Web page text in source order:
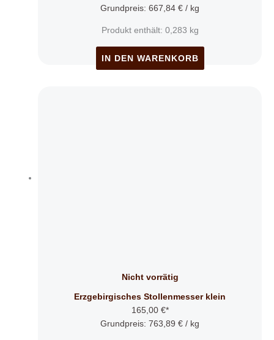
Grundpreis: 667,84 € / kg
Produkt enthält: 0,283 kg
IN DEN WARENKORB
Nicht vorrätig
Erzgebirgisches Stollenmesser klein
165,00 €*
Grundpreis: 763,89 € / kg